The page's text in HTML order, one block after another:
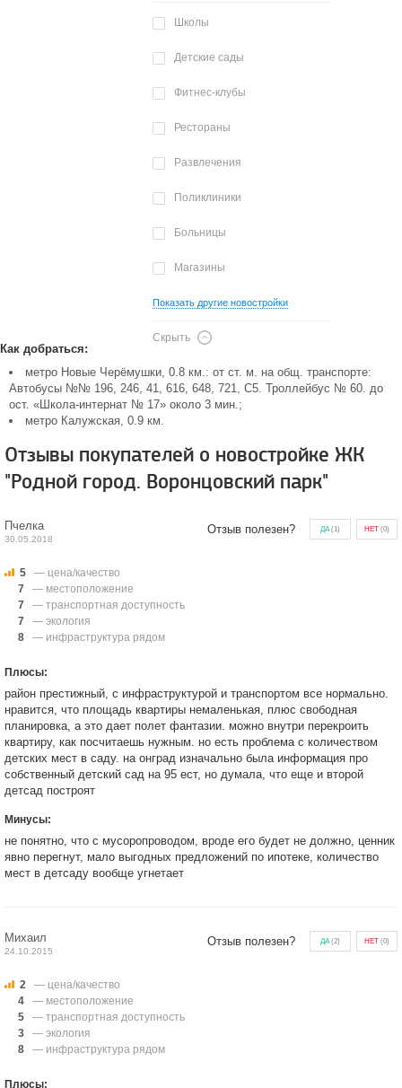
Школы
Детские сады
Фитнес-клубы
Рестораны
Развлечения
Поликлиники
Больницы
Магазины
Показать другие новостройки
Скрыть
Как добраться:
метро Новые Черёмушки, 0.8 км.: от ст. м. на общ. транспорте:
Автобусы №№ 196, 246, 41, 616, 648, 721, С5. Троллейбус № 60. до
ост. «Школа-интернат № 17» около 3 мин.;
метро Калужская, 0.9 км.
Отзывы покупателей о новостройке ЖК
"Родной город. Воронцовский парк"
Пчелка
30.05.2018
Отзыв полезен? ДА(1) НЕТ (0)
5
— цена/качество
7
— местоположение
7
— транспортная доступность
7
— экология
8
— инфраструктура рядом
Плюсы:
район престижный, с инфраструктурой и транспортом все нормально.
нравится, что площадь квартиры немаленькая, плюс свободная
планировка, а это дает полет фантазии. можно внутри перекроить
квартиру, как посчитаешь нужным. но есть проблема с количеством
детских мест в саду. на онград изначально была информация про
собственный детский сад на 95 ест, но думала, что еще и второй
детсад построят
Минусы:
не понятно, что с мусоропроводом, вроде его будет не должно, ценник
явно перегнут, мало выгодных предложений по ипотеке, количество
мест в детсаду вообще угнетает
Михаил
24.10.2015
Отзыв полезен? ДА(2) НЕТ (0)
2
— цена/качество
4
— местоположение
5
— транспортная доступность
3
— экология
8
— инфраструктура рядом
Плюсы: